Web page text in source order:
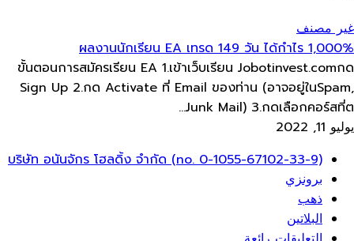
غير مصنف
ผลงานนักเรียน​ EA เทรด 149 วัน​ ได้กำไร​ 1,000%
ขั้นตอนการสมัครเรียน​ EA 1.เข้าเว็บ​เรียน Jobotinvest.comกด
Sign Up 2.กด Activate ที่ Email ของท่าน​ (อาจอยู่ใน​Spam,
Junk Mail) 3.กดเลือกคอร์สที่ต...
يوليو 11, 2022
قائمة
طعام
บริษัท อนันจักร โฮลดิ้ง จำกัด (no. 0-1055-67102-33-9)
برونزي
ذهب
البلاتين